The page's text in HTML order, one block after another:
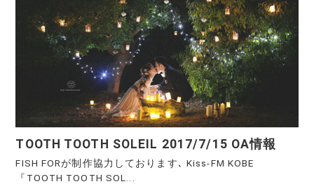
TOOTH TOOTH SOLEIL 2017/7/15 OA情報
FISH FORが制作協力しております､ Kiss-FM KOBE
『TOOTH TOOTH SOL...